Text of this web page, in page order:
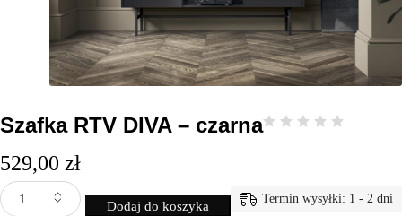
Szafka RTV DIVA – czarna
529,00 zł
Dodaj do koszyka
Termin wysyłki: 1 - 2 dni